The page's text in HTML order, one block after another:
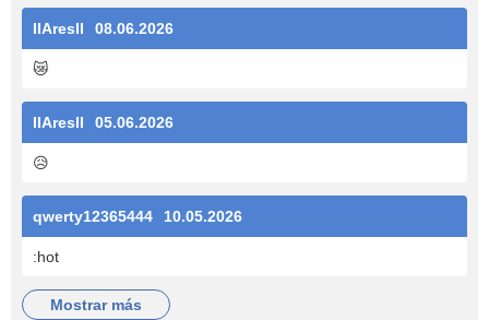
IIAresII 08.06.2026
😿
IIAresII 05.06.2026
😥
qwerty12365444 10.05.2026
:hot
mostrar más